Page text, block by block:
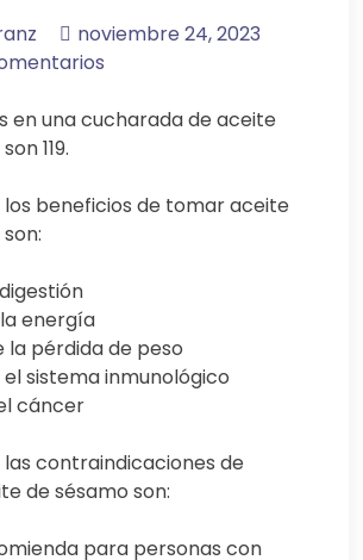
noviembre 24, 2023
en una cucharada de aceite
119.
los beneficios de tomar aceite
energía
la pérdida de peso
sistema inmunológico
cáncer
las contraindicaciones de
de sésamo son:
para personas con